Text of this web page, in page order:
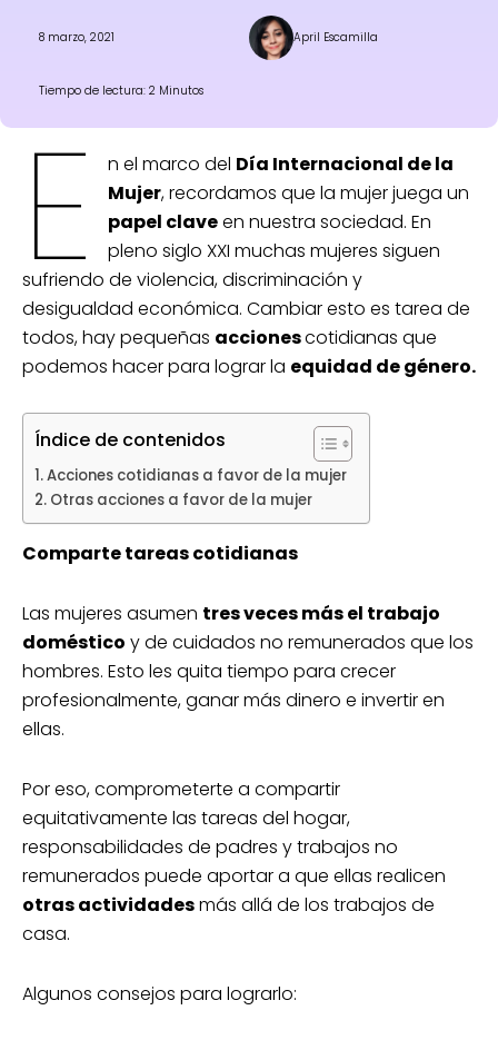
8 marzo, 2021 April Escamilla
Tiempo de lectura: 2 Minutos
E n el marco del Día Internacional de la
Mujer, recordamos que la mujer juega un
papel claveen nuestra sociedad. En
pleno siglo XXI muchas mujeres siguen
sufriendo de violencia, discriminación y
desigualdad económica. Cambiar esto es tarea de
todos, hay pequeñas accionescotidianas que
podemos hacer para lograr la equidad de género.
Índice de contenidos
Acciones cotidianas a favor de la mujer
Otras acciones a favor de la mujer
Comparte tareas cotidianas
Las mujeres asumen tres veces más el trabajo
doméstico y de cuidados no remunerados que los
hombres. Esto les quita tiempo para crecer
profesionalmente, ganar más dinero e invertir en
ellas.
Por eso, comprometerte a compartir
equitativamente las tareas del hogar,
responsabilidades de padres y trabajos no
remunerados puede aportar a que ellas realicen
otras actividadesmás allá de los trabajos de
casa.
Algunos consejos para lograrlo: